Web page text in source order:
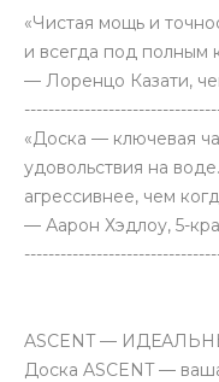
«Чистая мощь и
и всегда под полным
— Лоренцо Казати,
«Доска — ключевая
удовольствия на
агрессивнее, чем
— Аарон Хэдлоу, 5-
ASCENT —
Доска ASCENT —